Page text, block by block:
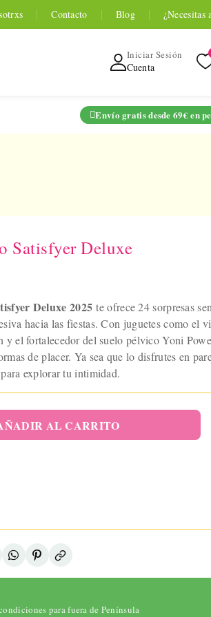
Contacto Blog ¿Necesitas
Cuenta
Iniciar Sesión
Pélvico
De
Y APP
€
AL
Envío gratis desde 69€ en
Satisfyer Deluxe
Deluxe 2025 te ofrece 24 sorpresas
hacia las fiestas. Con juguetes como el
y el fortalecedor del suelo pélvico Yoni
de placer. Ya sea que lo disfrutes en
explorar tu intimidad.
AL CARRITO
para fuera de Península